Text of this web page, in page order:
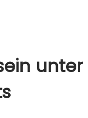
unter